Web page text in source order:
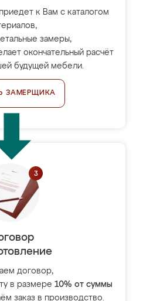
к Вам с каталогом
замеры,
окончательный расчёт
будущей мебели.
ЗАМЕРЩИКА
договор,
в размере 10% от суммы
заказ в производство.